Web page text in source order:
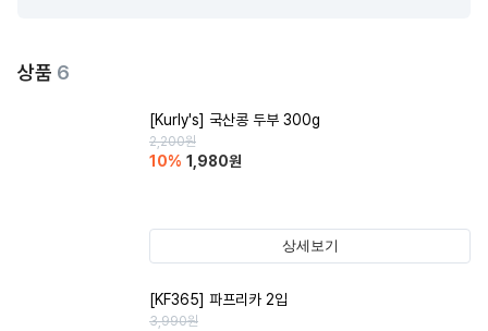
상품 6
[Kurly's] 국산콩 두부 300g
2,200원
10% 1,980원
상세보기
[KF365] 파프리카 2입
3,990원